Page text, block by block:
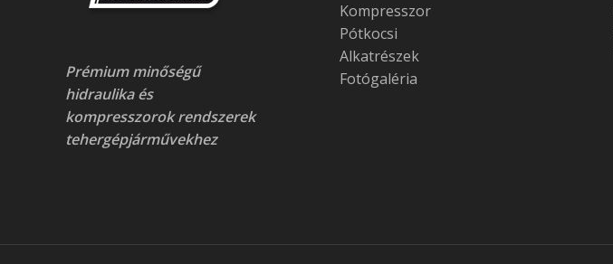
Prémium minőségű
hidraulika és
kompresszorok rendszerek
tehergépjárművekhez
Kompresszor
Pótkocsi
Alkatrészek
Fotógaléria